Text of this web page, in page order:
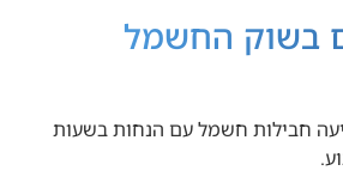
בשוק החשמל
חבילות חשמל עם הנחות בשעות